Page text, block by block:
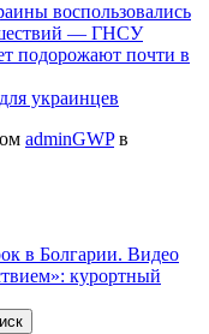
воспользовались
— ГНСУ
подорожают почти в
украинцев
adminGWPв
в Болгарии. Видео
курортный